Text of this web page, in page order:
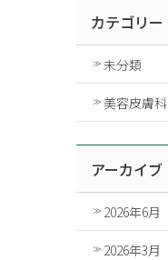
カテゴリー
未分類
美容皮膚科
アーカイブ
2026年6月
2026年3月